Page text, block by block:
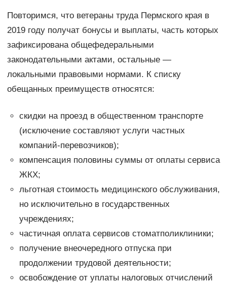
Повторимся, что ветераны труда Пермского края в
2019 году получат бонусы и выплаты, часть которых
зафиксирована общефедеральными
законодательными актами, остальные —
локальными правовыми нормами. К списку
обещанных преимуществ относятся:
скидки на проезд в общественном транспорте
(исключение составляют услуги частных
компаний-перевозчиков);
компенсация половины суммы от оплаты сервиса
ЖКХ;
льготная стоимость медицинского обслуживания,
но исключительно в государственных
учреждениях;
частичная оплата сервисов стоматполиклиники;
получение внеочередного отпуска при
продолжении трудовой деятельности;
освобождение от уплаты налоговых отчислений